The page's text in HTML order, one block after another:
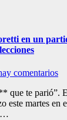
en un
comentarios
te parió”.
este martes en